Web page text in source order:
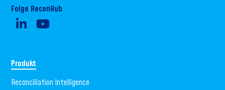
Folge ReconHub
Produkt
Reconciliation Intelligence